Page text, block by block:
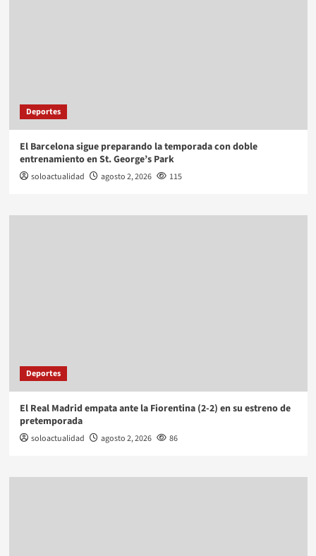
Deportes
El Barcelona sigue preparando la temporada con doble
entrenamiento en St. George’s Park
soloactualidad agosto 2, 2026 115
Deportes
El Real Madrid empata ante la Fiorentina (2-2) en su estreno de
pretemporada
soloactualidad agosto 2, 2026 86